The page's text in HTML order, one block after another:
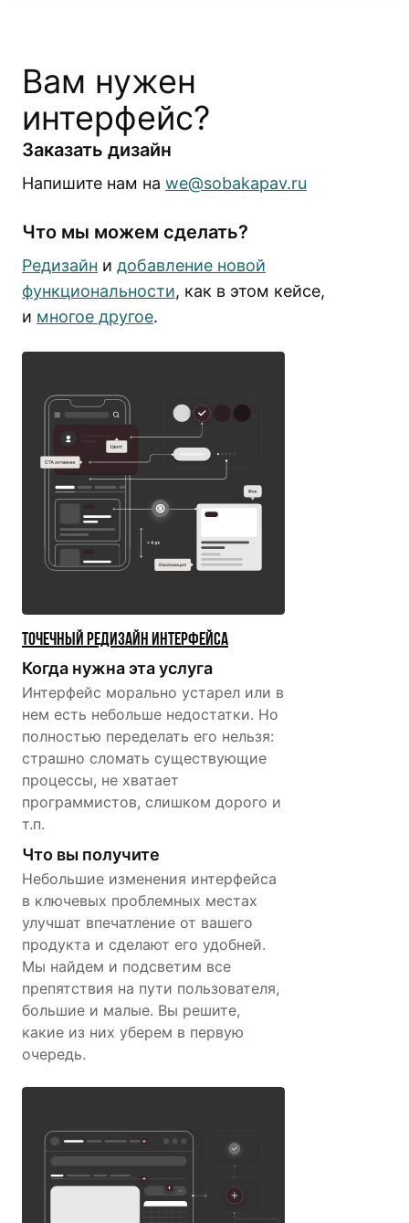
Вам нужен
интерфейс?
Заказать дизайн
Напишите нам на we@sobakapav.ru
Что мы можем сделать?
Редизайн и добавление новой
функциональности, как в этом кейсе,
и многое другое.
Точечный редизайн интерфейса
Когда нужна эта услуга
Интерфейс морально устарел или в
нем есть небольше недостатки. Но
полностью переделать его нельзя:
страшно сломать существующие
процессы, не хватает
программистов, слишком дорого и
т.п.
Что вы получите
Небольшие изменения интерфейса
в ключевых проблемных местах
улучшат впечатление от вашего
продукта и сделают его удобней.
Мы найдем и подсветим все
препятствия на пути пользователя,
большие и малые. Вы решите,
какие из них уберем в первую
очередь.